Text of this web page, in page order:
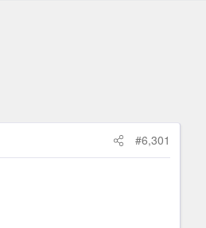
#6,301